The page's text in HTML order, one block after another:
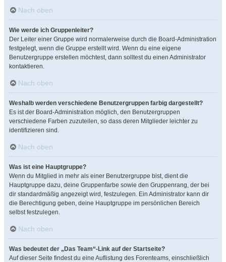
Nach oben
Wie werde ich Gruppenleiter?
Der Leiter einer Gruppe wird normalerweise durch die Board-Administration
festgelegt, wenn die Gruppe erstellt wird. Wenn du eine eigene
Benutzergruppe erstellen möchtest, dann solltest du einen Administrator
kontaktieren.
Nach oben
Weshalb werden verschiedene Benutzergruppen farbig dargestellt?
Es ist der Board-Administration möglich, den Benutzergruppen
verschiedene Farben zuzuteilen, so dass deren Mitglieder leichter zu
identifizieren sind.
Nach oben
Was ist eine Hauptgruppe?
Wenn du Mitglied in mehr als einer Benutzergruppe bist, dient die
Hauptgruppe dazu, deine Gruppenfarbe sowie den Gruppenrang, der bei
dir standardmäßig angezeigt wird, festzulegen. Ein Administrator kann dir
die Berechtigung geben, deine Hauptgruppe im persönlichen Bereich
selbst festzulegen.
Nach oben
Was bedeutet der „Das Team“-Link auf der Startseite?
Auf dieser Seite findest du eine Auflistung des Forenteams, einschließlich